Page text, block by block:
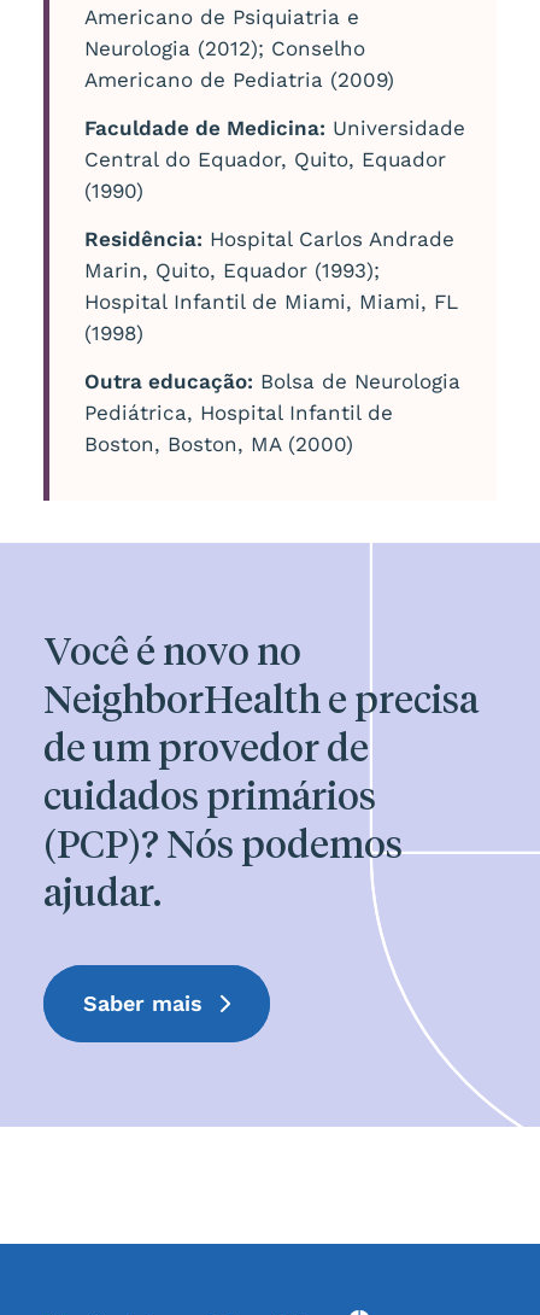
Americano de Psiquiatria e
Neurologia (2012); Conselho
Americano de Pediatria (2009)
Faculdade de Medicina: Universidade
Central do Equador, Quito, Equador
(1990)
Residência: Hospital Carlos Andrade
Marin, Quito, Equador (1993);
Hospital Infantil de Miami, Miami, FL
(1998)
Outra educação: Bolsa de Neurologia
Pediátrica, Hospital Infantil de
Boston, Boston, MA (2000)
Você é novo no
NeighborHealth e precisa
de um provedor de
cuidados primários
(PCP)? Nós podemos
ajudar.
Saber mais